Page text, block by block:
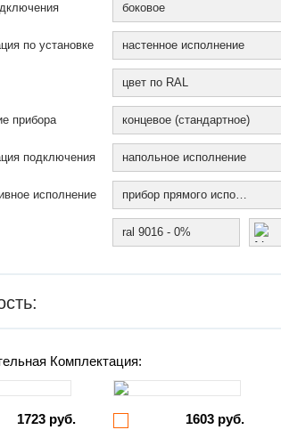
боковое
по установке настенное исполнение
цвет по RAL
прибора концевое (стандартное)
подключения напольное исполнение
исполнение прибор прямого исполнения
ral 9016 - 0%
Комплектация:
1723 руб. 1603 руб.